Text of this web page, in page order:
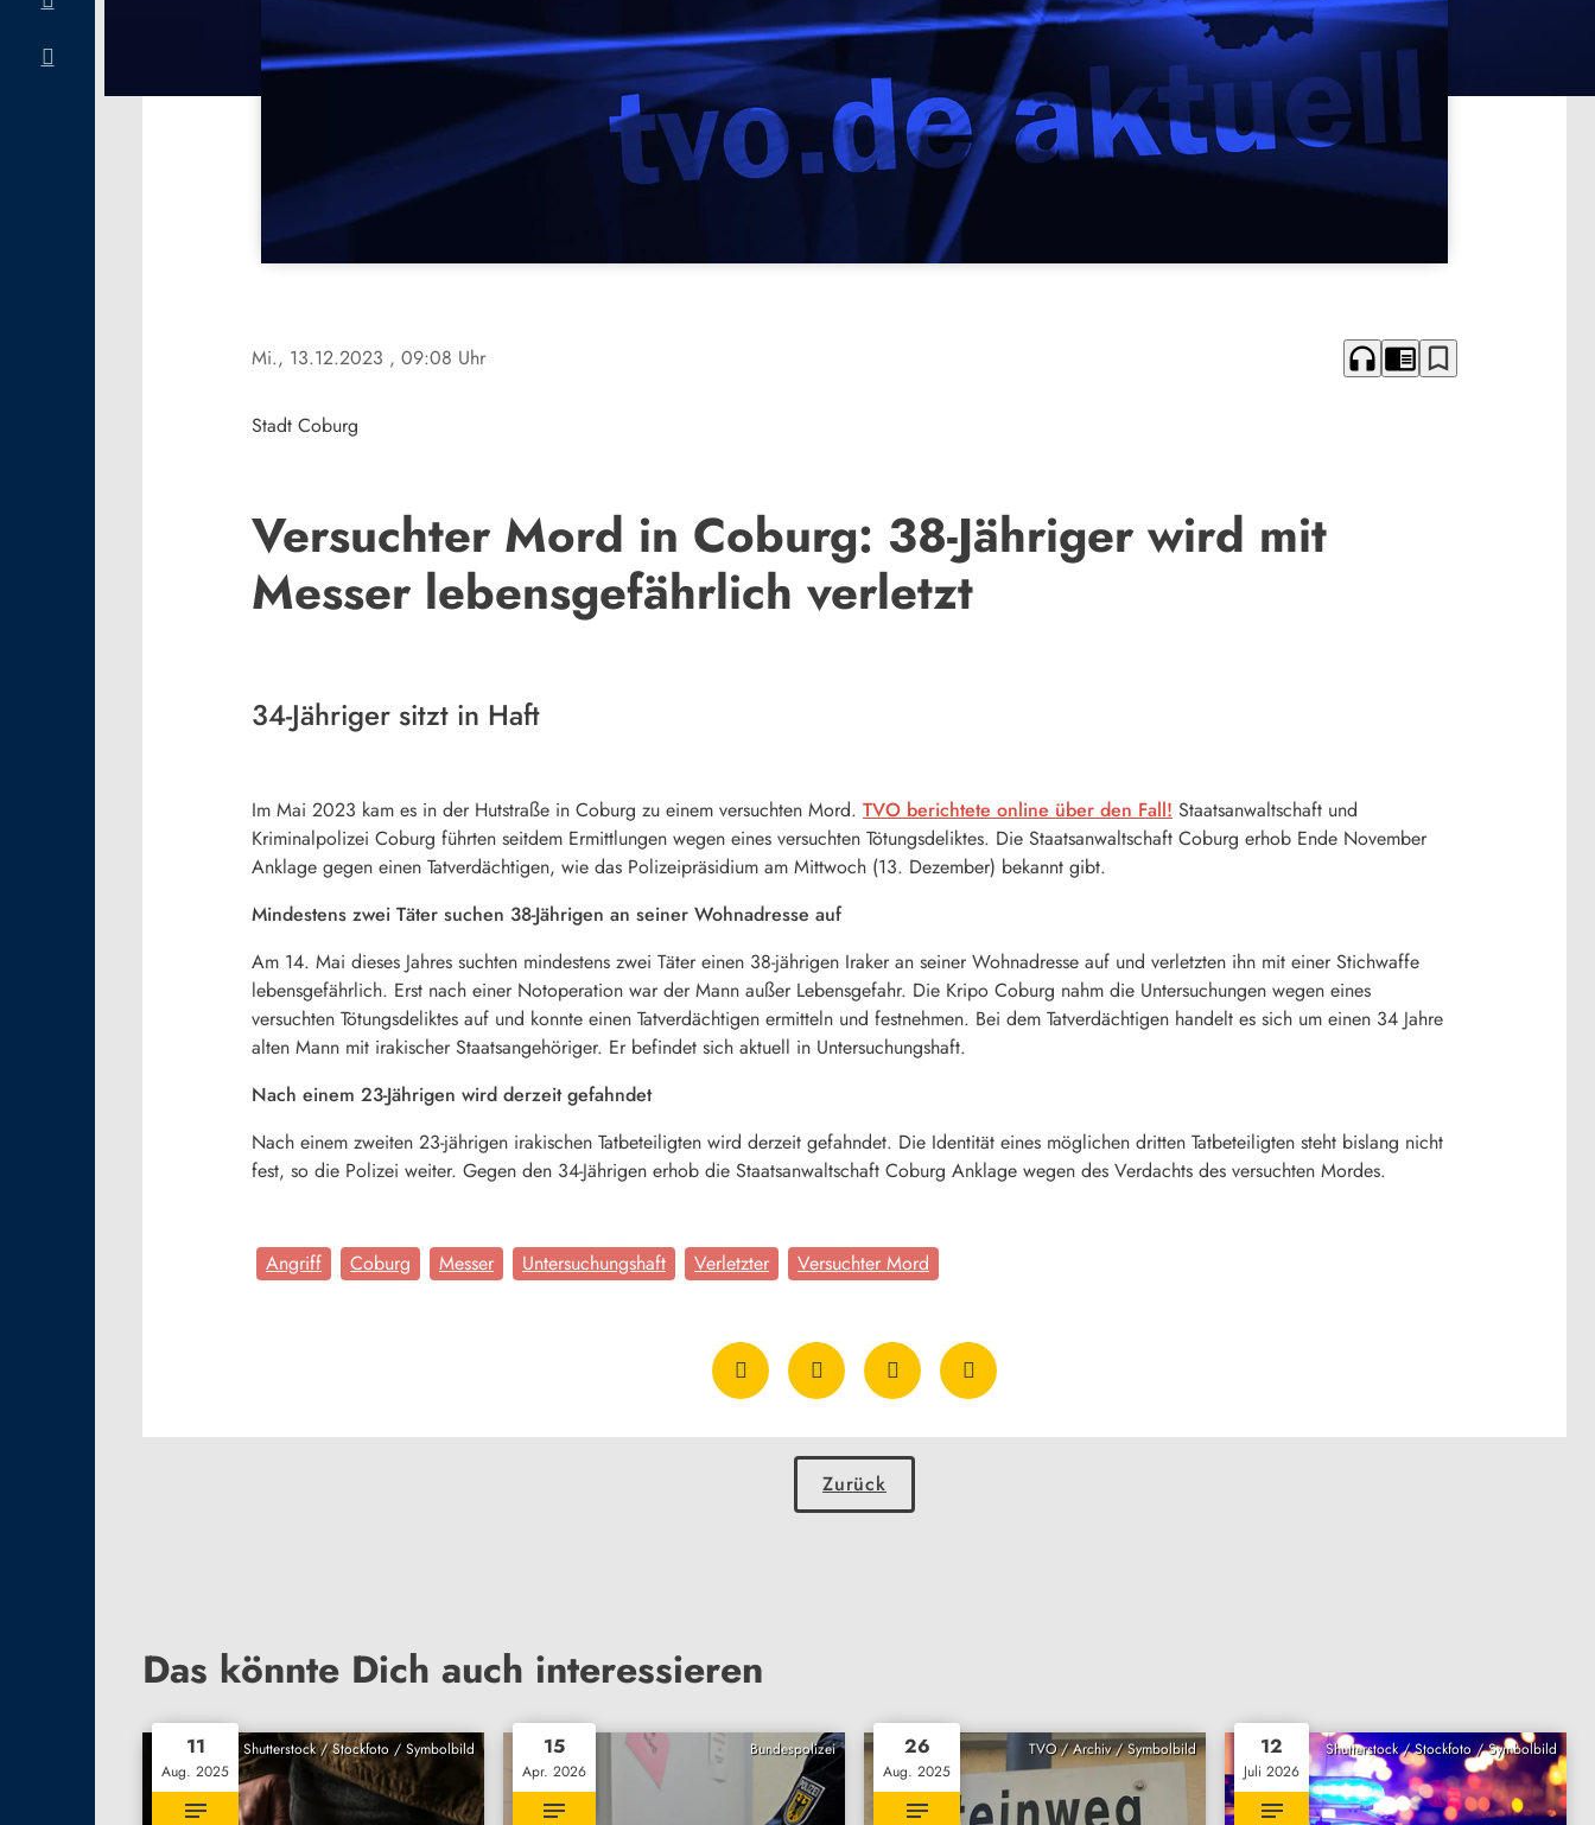
Mi., 13.12.2023 , 09:08 Uhr headphones chrome_reader_mode bookmark_border
Stadt Coburg
Versuchter Mord in Coburg: 38-Jähriger wird mit
Messer lebensgefährlich verletzt
34-Jähriger sitzt in Haft
Im Mai 2023 kam es in der Hutstraße in Coburg zu einem versuchten Mord. TVO berichtete online über den Fall! Staatsanwaltschaft und
Kriminalpolizei Coburg führten seitdem Ermittlungen wegen eines versuchten Tötungsdeliktes. Die Staatsanwaltschaft Coburg erhob Ende November
Anklage gegen einen Tatverdächtigen, wie das Polizeipräsidium am Mittwoch (13. Dezember) bekannt gibt.
Mindestens zwei Täter suchen 38-Jährigen an seiner Wohnadresse auf
Am 14. Mai dieses Jahres suchten mindestens zwei Täter einen 38-jährigen Iraker an seiner Wohnadresse auf und verletzten ihn mit einer Stichwaffe
lebensgefährlich. Erst nach einer Notoperation war der Mann außer Lebensgefahr. Die Kripo Coburg nahm die Untersuchungen wegen eines
versuchten Tötungsdeliktes auf und konnte einen Tatverdächtigen ermitteln und festnehmen. Bei dem Tatverdächtigen handelt es sich um einen 34 Jahre
alten Mann mit irakischer Staatsangehöriger. Er befindet sich aktuell in Untersuchungshaft.
Nach einem 23-Jährigen wird derzeit gefahndet
Nach einem zweiten 23-jährigen irakischen Tatbeteiligten wird derzeit gefahndet. Die Identität eines möglichen dritten Tatbeteiligten steht bislang nicht
fest, so die Polizei weiter. Gegen den 34-Jährigen erhob die Staatsanwaltschaft Coburg Anklage wegen des Verdachts des versuchten Mordes.
Angriff Coburg Messer Untersuchungshaft Verletzter Versuchter Mord
Zurück
Das könnte Dich auch interessieren
Shutterstock / Stockfoto / Symbolbild
11
Aug. 2025
Bundespolizei
15
Apr. 2026
TVO / Archiv / Symbolbild
26
Aug. 2025
Shutterstock / Stockfoto / Symbolbild
12
Juli 2026